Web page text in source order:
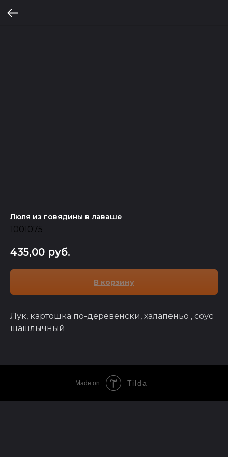
Люля из говядины в лаваше
1001075
435,00 руб.
В корзину
Лук, картошка по-деревенски, халапеньо , соус
шашлычный
Made on Tilda